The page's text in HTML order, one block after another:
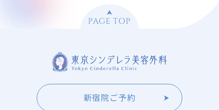
PAGE TOP
新宿院ご予約